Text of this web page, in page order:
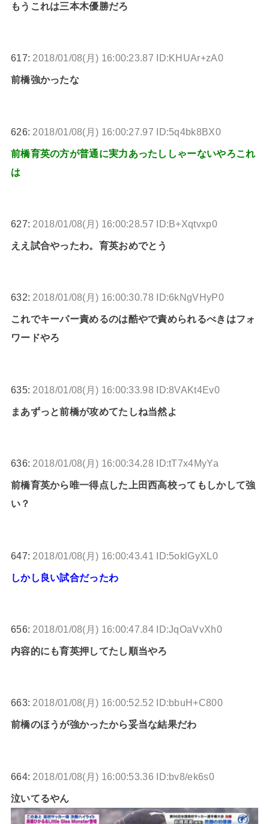
もうこれは三本木優勝だろ
617: 2018/01/08(月) 16:00:23.87 ID:KHUAr+zA0
前橋強かったな
626: 2018/01/08(月) 16:00:27.97 ID:5q4bk8BX0
前橋育英の方が普通に実力あったししゃーないやろこれ
は
627: 2018/01/08(月) 16:00:28.57 ID:B+Xqtvxp0
ええ試合やったわ。育英おめでとう
632: 2018/01/08(月) 16:00:30.78 ID:6kNgVHyP0
これでキーパー責めるのは酷やで責められるべきはフォ
ワードやろ
635: 2018/01/08(月) 16:00:33.98 ID:8VAKt4Ev0
まあずっと前橋が攻めてたしね当然よ
636: 2018/01/08(月) 16:00:34.28 ID:tT7x4MyYa
前橋育英から唯一得点した上田西高校ってもしかして強
い？
647: 2018/01/08(月) 16:00:43.41 ID:5oklGyXL0
しかし良い試合だったわ
656: 2018/01/08(月) 16:00:47.84 ID:JqOaVvXh0
内容的にも育英押してたし順当やろ
663: 2018/01/08(月) 16:00:52.52 ID:bbuH+C800
前橋のほうが強かったから妥当な結果だわ
664: 2018/01/08(月) 16:00:53.36 ID:bv8/ek6s0
泣いてるやん